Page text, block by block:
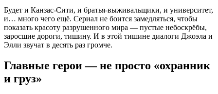
Будет и Канзас-Сити, и братья-выживальщики, и университет,
и… много чего ещё. Сериал не боится замедляться, чтобы
показать красоту разрушенного мира — пустые небоскрёбы,
заросшие дороги, тишину. И в этой тишине диалоги Джоэла и
Элли звучат в десять раз громче.
Главные герои — не просто «охранник
и груз»